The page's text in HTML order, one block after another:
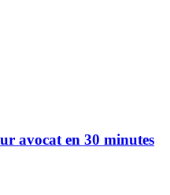
avocat en 30 minutes